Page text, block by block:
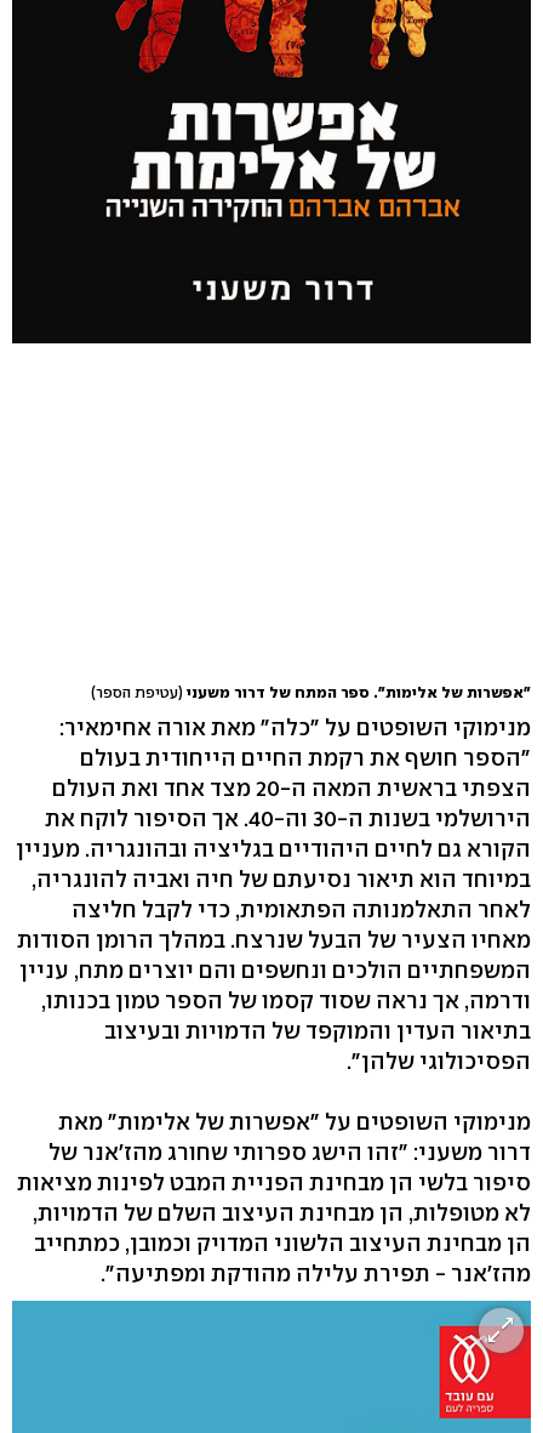
"אפשרות של אלימות". ספר המתח של דרור משעני (עטיפת הספר)
מנימוקי השופטים על "כלה" מאת אורה אחימאיר:
"הספר חושף את רקמת החיים הייחודית בעולם
הצפתי בראשית המאה ה-20 מצד אחד ואת העולם
הירושלמי בשנות ה-30 וה-40. אך הסיפור לוקח את
הקורא גם לחיים היהודיים בגליציה ובהונגריה. מעניין
במיוחד הוא תיאור נסיעתם של חיה ואביה להונגריה,
לאחר התאלמנותה הפתאומית, כדי לקבל חליצה
מאחיו הצעיר של הבעל שנרצח. במהלך הרומן הסודות
המשפחתיים הולכים ונחשפים והם יוצרים מתח, עניין
ודרמה, אך נראה שסוד קסמו של הספר טמון בכנותו,
בתיאור העדין והמוקפד של הדמויות ובעיצוב
הפסיכולוגי שלהן".
מנימוקי השופטים על "אפשרות של אלימות" מאת
דרור משעני: "זהו הישג ספרותי שחורג מהז'אנר של
סיפור בלשי הן מבחינת הפניית המבט לפינות מציאות
לא מטופלות, הן מבחינת העיצוב השלם של הדמויות,
הן מבחינת העיצוב הלשוני המדויק וכמובן, כמתחייב
מהז'אנר - תפירת עלילה מהודקת ומפתיעה".